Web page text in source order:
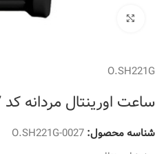
برای بزرگنمایی کلیک کنید
O.SH221G
ساعت اورینتال مردانه کد O.SH221G-0027
شناسه محصول:O.SH221G-0027